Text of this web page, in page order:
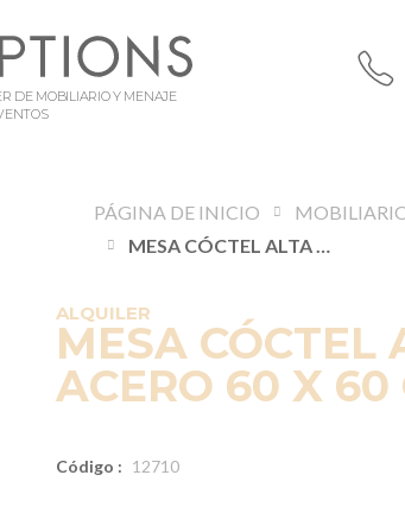
DE MOBILIARIO Y MENAJE
PÁGINA DE INICIO
MESA CÓCTEL ALTA CUADRADA ACERO 60 X 60 CM ALT. 111 CM
ALQUILER
MESA CÓCTEL
ACERO 60 X 60
Código : 12710